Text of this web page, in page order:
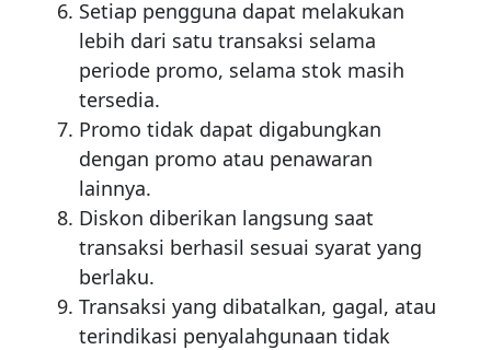
Setiap pengguna dapat melakukan
lebih dari satu transaksi selama
periode promo, selama stok masih
tersedia.
Promo tidak dapat digabungkan
dengan promo atau penawaran
lainnya.
Diskon diberikan langsung saat
transaksi berhasil sesuai syarat yang
berlaku.
Transaksi yang dibatalkan, gagal, atau
terindikasi penyalahgunaan tidak